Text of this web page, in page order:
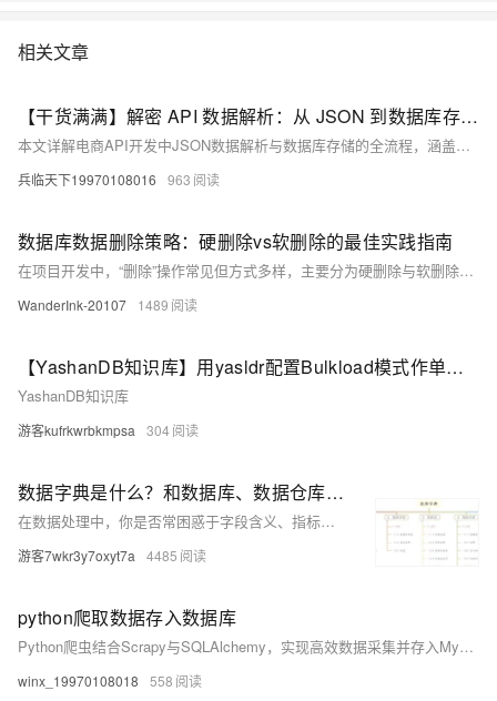
相关文章
【干货满满】解密 API 数据解析：从 JSON 到数据库存储的完整流程
本文详解电商API开发中JSON数据解析与数据库存储的全流程，涵盖数据提取、清洗、转换及优化策略，结合Python实战代码与主流数据库方案，助开发者构建高效、可靠的数据处理管道。
兵临天下19970108016 963
数据库数据删除策略：硬删除vs软删除的最佳实践指南
在项目开发中，“删除”操作常见但方式多样，主要分为硬删除与软删除。硬删除直接从数据库移除数据，操作简单、高效，但不可恢复；适用于临时或敏感数据。软删除通过标记字段保留数据，支持恢复和审计，但增加查询复杂度与数据量；适合需追踪历史或可恢复的场景。两者各有优劣，实际开发中常结合使用以满足不同需求。
WanderInk-20107 1489
【YashanDB知识库】用yasldr配置Bulkload模式作单线程迁移300G的业务数据到分布式数据库，迁移任务频繁出错
YashanDB知识库
游客kufrkwrbkmpsa 304
数据字典是什么？和数据库、数据仓库有什么关系？
在数据处理中，你是否常困惑于字段含义、指标计算或数据来源？数据字典正是解答这些问题的关键工具，它清晰定义数据的名称、类型、来源、计算方式等，服务于开发者、分析师和数据管理者。本文详解数据字典的定义、组成及其与数据库、数据仓库的关系，助你夯实数据基础。
游客7wkr3y7oxyt7a 4485
python爬取数据存入数据库
Python爬虫结合Scrapy与SQLAlchemy，实现高效数据采集并存入MySQL/PostgreSQL/SQLite。通过ORM映射、连接池优化与批量提交，支持百万级数据高速写入，具备良好的可扩展性与稳定性。
winx_19970108018 558